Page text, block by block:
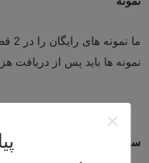
ما نمونه های رایگان را در 2 قطعه ارائه می دهیم.
نمونه ها باید پس از دریافت
سفارشی سازی